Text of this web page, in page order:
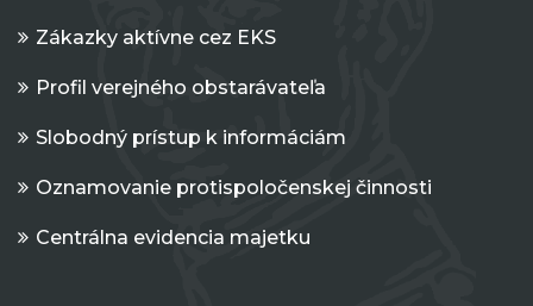
Zákazky aktívne cez EKS
Profil verejného obstarávateľa
Slobodný prístup k informáciám
Oznamovanie protispoločenskej činnosti
Centrálna evidencia majetku